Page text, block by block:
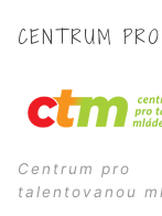
CENTRUM
Centrum pro
talentovanou